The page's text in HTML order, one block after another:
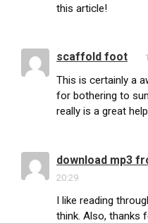
this article!
scaffold foot
This is certainly a
for bothering to
really is a great
download mp3
20:29
I like reading
think. Also, thanks